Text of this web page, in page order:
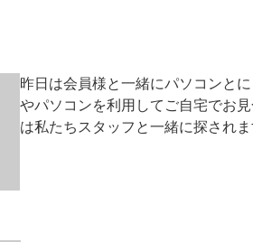
昨日は会員様と一緒にパソコンと
やパソコンを利用してご自宅でお
は私たちスタッフと一緒に探され